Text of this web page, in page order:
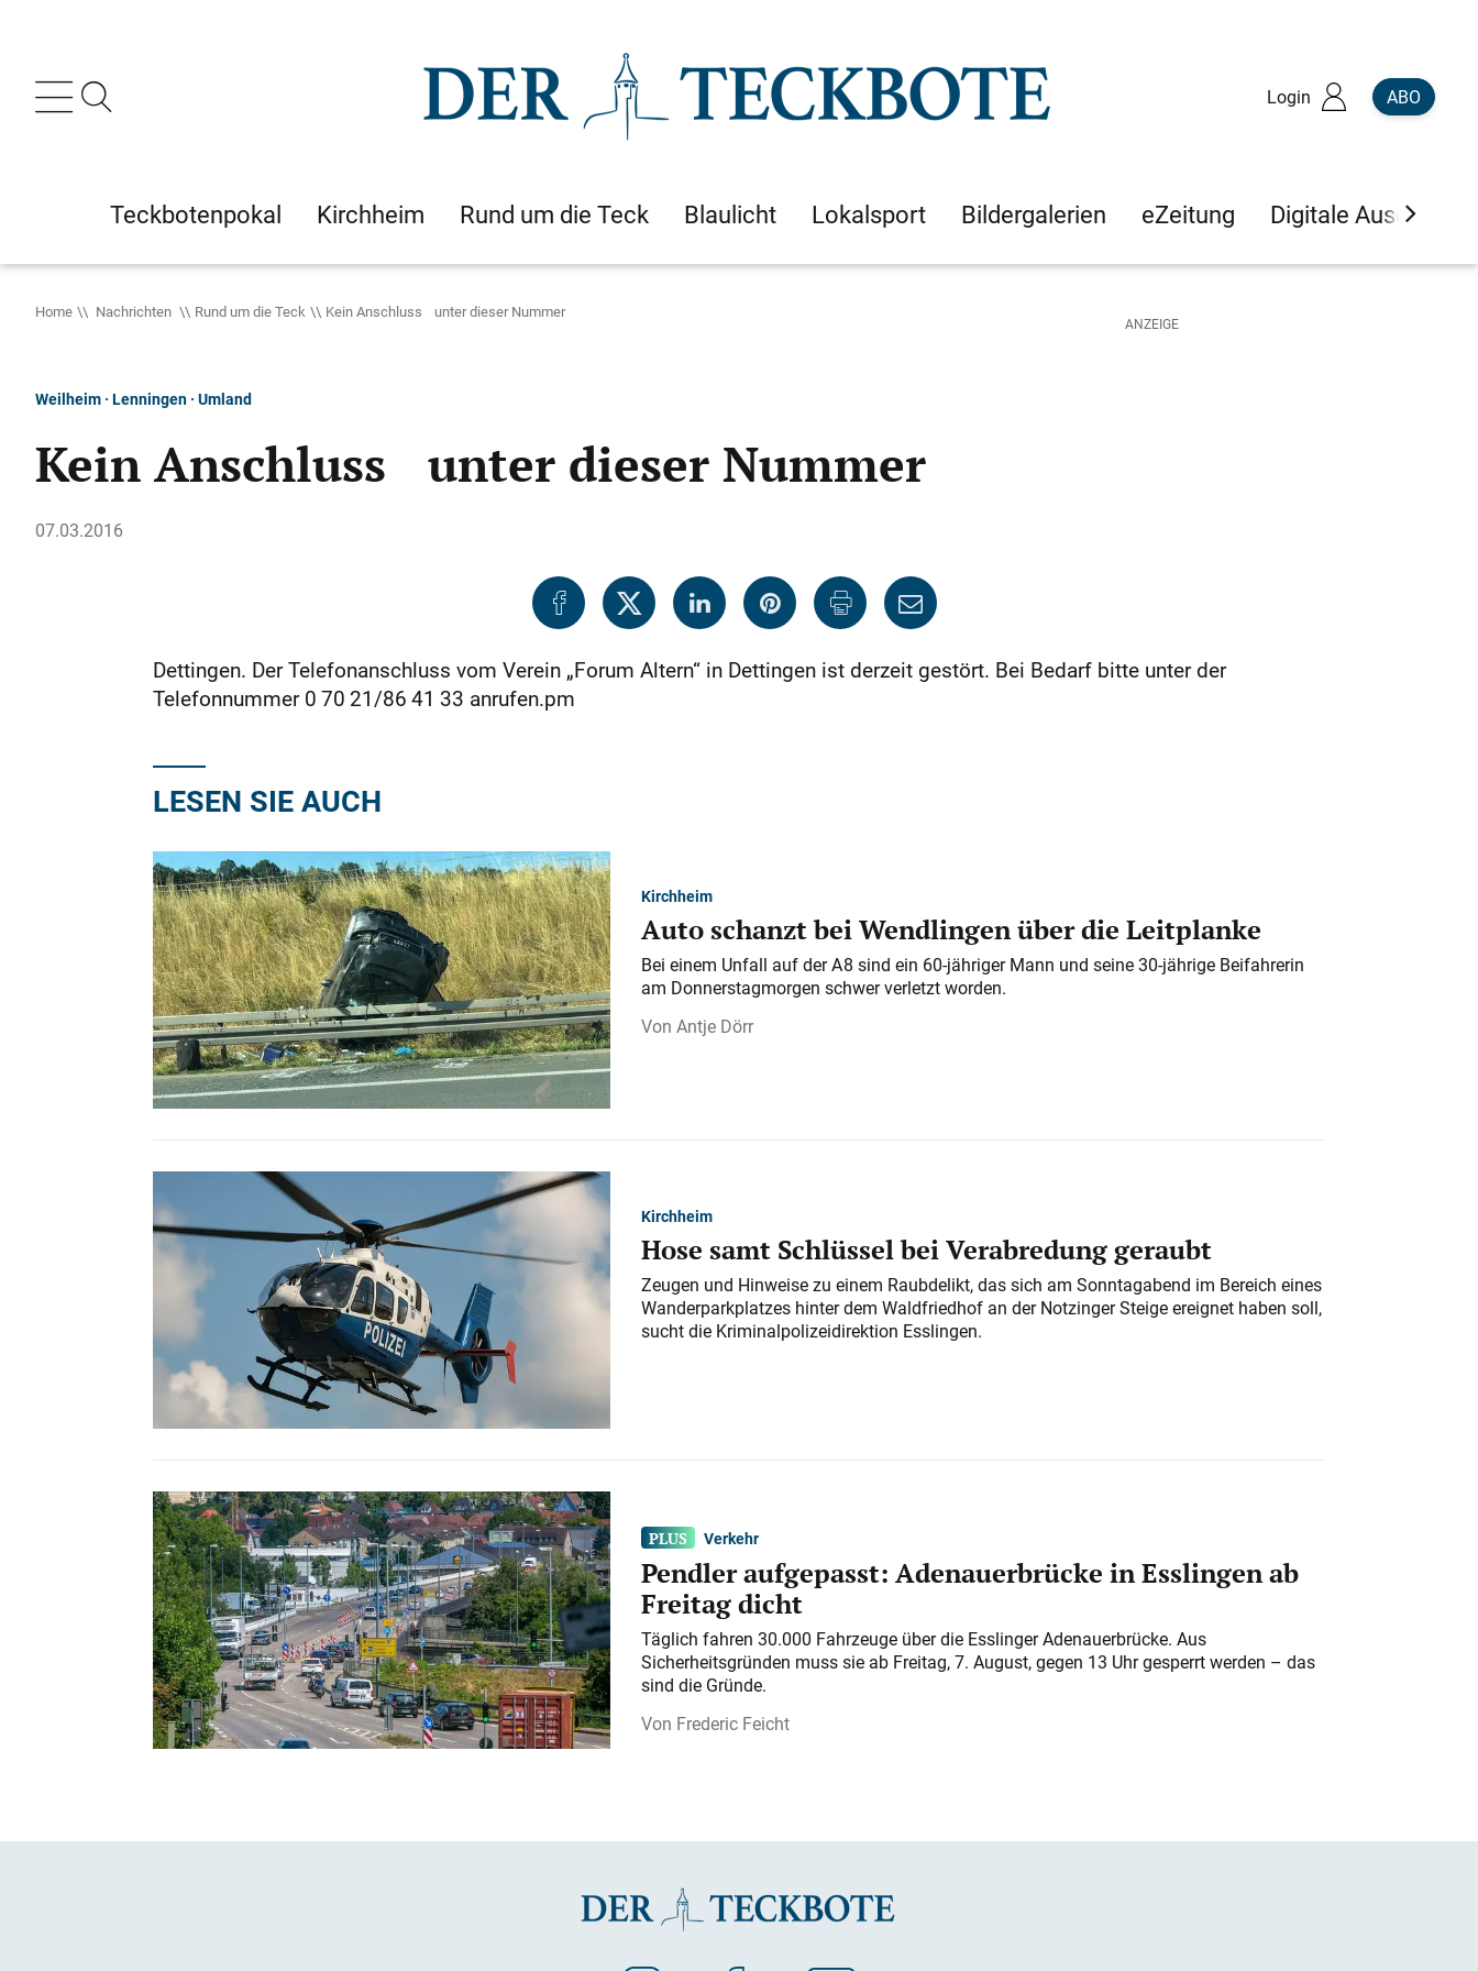
Login ABO
Teckbotenpokal Kirchheim Rund um die Teck Blaulicht Lokalsport Bildergalerien eZeitung Digitale Ausgaben
Home Nachrichten Rund um die Teck Kein Anschluss unter dieser Nummer
Weilheim · Lenningen · Umland
Kein Anschluss unter dieser Nummer
07.03.2016
Dettingen. Der Telefonanschluss vom Verein „Forum Altern“ in Dettingen ist derzeit gestört. Bei Bedarf bitte unter der
Telefonnummer 0 70 21/86 41 33 anrufen.pm
LESEN SIE AUCH
Kirchheim
Auto schanzt bei Wendlingen über die Leitplanke
Bei einem Unfall auf der A 8 sind ein 60-jähriger Mann und seine 30-jährige Beifahrerin
am Donnerstagmorgen schwer verletzt worden.
Antje Dörr
Kirchheim
Hose samt Schlüssel bei Verabredung geraubt
Zeugen und Hinweise zu einem Raubdelikt, das sich am Sonntagabend im Bereich eines
Wanderparkplatzes hinter dem Waldfriedhof an der Notzinger Steige ereignet haben soll,
sucht die Kriminalpolizeidirektion Esslingen.
Verkehr
Pendler aufgepasst: Adenauerbrücke in Esslingen ab
Freitag dicht
Täglich fahren 30.000 Fahrzeuge über die Esslinger Adenauerbrücke. Aus
Sicherheitsgründen muss sie ab Freitag, 7. August, gegen 13 Uhr gesperrt werden – das
sind die Gründe.
Frederic Feicht